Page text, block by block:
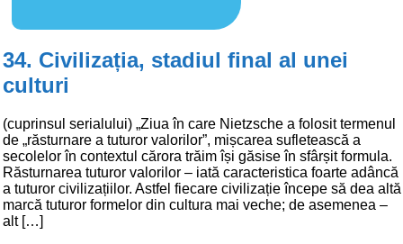
34. Civilizația, stadiul final al unei
culturi
(cuprinsul serialului) „Ziua în care Nietzsche a folosit termenul
de „răsturnare a tuturor valorilor”, mișcarea sufletească a
secolelor în contextul cărora trăim își găsise în sfârșit formula.
Răsturnarea tuturor valorilor – iată caracteristica foarte adâncă
a tuturor civilizațiilor. Astfel fiecare civilizație începe să dea altă
marcă tuturor formelor din cultura mai veche; de asemenea –
alt […]